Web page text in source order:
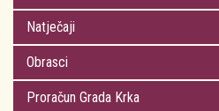
Natječaji
Obrasci
Proračun Grada Krka